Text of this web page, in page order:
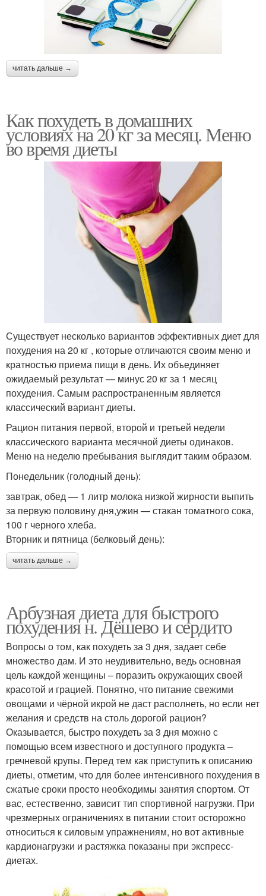
читать дальше →
Как похудеть в домашних
условиях на 20 кг за месяц. Меню
во время диеты
Существует несколько вариантов эффективных диет для
похудения на 20 кг , которые отличаются своим меню и
кратностью приема пищи в день. Их объединяет
ожидаемый результат — минус 20 кг за 1 месяц
похудения. Самым распространенным является
классический вариант диеты.
Рацион питания первой, второй и третьей недели
классического варианта месячной диеты одинаков.
Меню на неделю пребывания выглядит таким образом.
Понедельник (голодный день):
завтрак, обед — 1 литр молока низкой жирности выпить
за первую половину дня,ужин — стакан томатного сока,
100 г черного хлеба.
Вторник и пятница (белковый день):
читать дальше →
Арбузная диета для быстрого
похудения н. Дёшево и сердито
Вопросы о том, как похудеть за 3 дня, задает себе
множество дам. И это неудивительно, ведь основная
цель каждой женщины – поразить окружающих своей
красотой и грацией. Понятно, что питание свежими
овощами и чёрной икрой не даст располнеть, но если нет
желания и средств на столь дорогой рацион?
Оказывается, быстро похудеть за 3 дня можно с
помощью всем известного и доступного продукта –
гречневой крупы. Перед тем как приступить к описанию
диеты, отметим, что для более интенсивного похудения в
сжатые сроки просто необходимы занятия спортом. От
вас, естественно, зависит тип спортивной нагрузки. При
чрезмерных ограничениях в питании стоит осторожно
относиться к силовым упражнениям, но вот активные
кардионагрузки и растяжка показаны при экспресс-
диетах.